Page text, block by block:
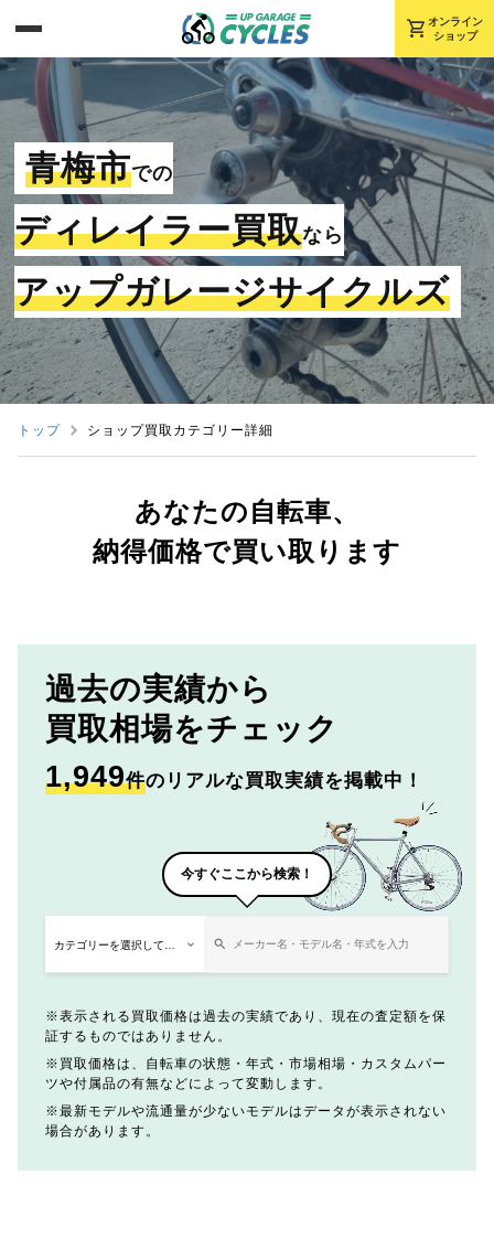
shopping_cart オンライン
ショップ
青梅市での
ディレイラー買取なら
アップガレージサイクルズ
トップ ショップ買取カテゴリー詳細
あなたの自転車、
納得価格で買い取ります
過去の実績から
買取相場をチェック
1,949件のリアルな買取実績を掲載中！
今すぐここから検索！
表示される買取価格は過去の実績であり、現在の査定額を保
証するものではありません。
買取価格は、自転車の状態・年式・市場相場・カスタムパー
ツや付属品の有無などによって変動します。
最新モデルや流通量が少ないモデルはデータが表示されない
場合があります。